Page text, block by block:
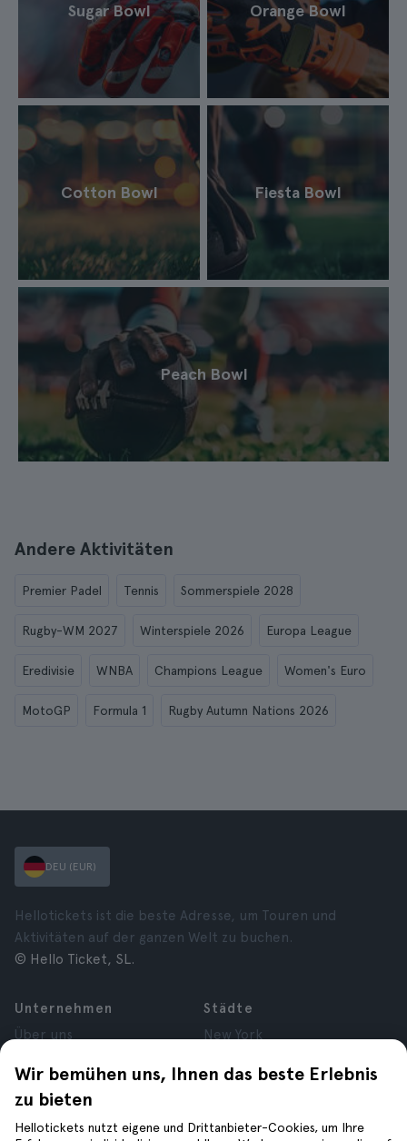
Sugar Bowl Orange Bowl
Cotton Bowl Fiesta Bowl
Peach Bowl
Andere Aktivitäten
Premier Padel Tennis Sommerspiele 2028
Rugby-WM 2027 Winterspiele 2026 Europa League
Eredivisie WNBA Champions League Women's Euro
MotoGP Formula 1 Rugby Autumn Nations 2026
DEU (EUR)
Hellotickets ist die beste Adresse, um Touren und
Aktivitäten auf der ganzen Welt zu buchen.
© Hello Ticket, SL.
Unternehmen
Über uns
Partner
Bewertungen
Datenschutz
Städte
New York
Paris
Granada
Wir bemühen uns, Ihnen das beste Erlebnis
zu bieten
Hellotickets nutzt eigene und Drittanbieter-Cookies, um Ihre